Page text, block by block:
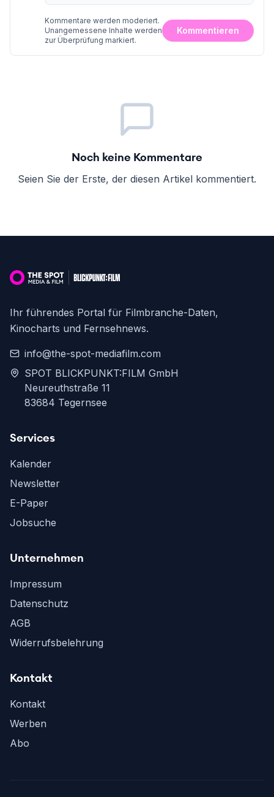
Kommentare werden moderiert.
Unangemessene Inhalte werden
zur Überprüfung markiert.
Kommentieren
Noch keine Kommentare
Seien Sie der Erste, der diesen Artikel kommentiert.
Ihr führendes Portal für Filmbranche-Daten,
Kinocharts und Fernsehnews.
info@the-spot-mediafilm.com
SPOT BLICKPUNKT:FILM GmbH
Neureuthstraße 11
83684 Tegernsee
Services
Kalender
Newsletter
E-Paper
Jobsuche
Unternehmen
Impressum
Datenschutz
AGB
Widerrufsbelehrung
Kontakt
Kontakt
Werben
Abo